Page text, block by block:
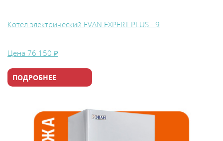
Котел электрический EVAN EXPERT PLUS - 9
Цена 76 150 ₽
ПОДРОБНЕЕ